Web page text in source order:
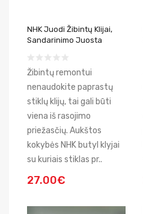
NHK Juodi Žibintų Klijai,
Sandarinimo Juosta
Žibintų remontui
nenaudokite paprastų
stiklų klijų, tai gali būti
viena iš rasojimo
priežasčių. Aukštos
kokybės NHK butyl klyjai
su kuriais stiklas pr..
27.00€